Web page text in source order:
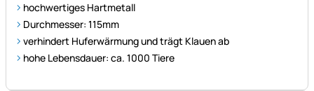
hochwertiges Hartmetall
Durchmesser: 115mm
verhindert Huferwärmung und trägt Klauen ab
hohe Lebensdauer: ca. 1000 Tiere